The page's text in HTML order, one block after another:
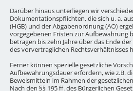
Darüber hinaus unterliegen wir
Dokumentationspflichten, die sich u. a.
(HGB) und der Abgabenordnung (AO)
vorgegebenen Fristen zur Aufbewahrung
betragen bis zehn Jahre über das Ende
des vorvertraglichen Rechtsverhältnisses
Ferner können spezielle gesetzliche
Aufbewahrungsdauer erfordern, wie z.B.
Beweismitteln im Rahmen der
Nach den §§ 195 ff. des Bürgerlichen